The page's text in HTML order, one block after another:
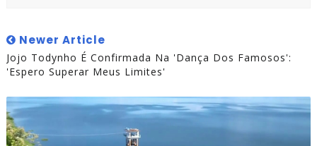
Newer Article
Jojo Todynho É Confirmada Na 'Dança Dos Famosos':
'Espero Superar Meus Limites'